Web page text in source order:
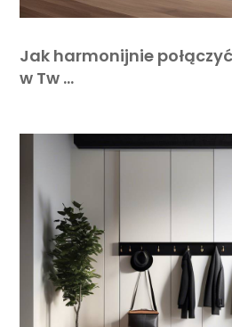
Jak harmonijnie
w Tw …